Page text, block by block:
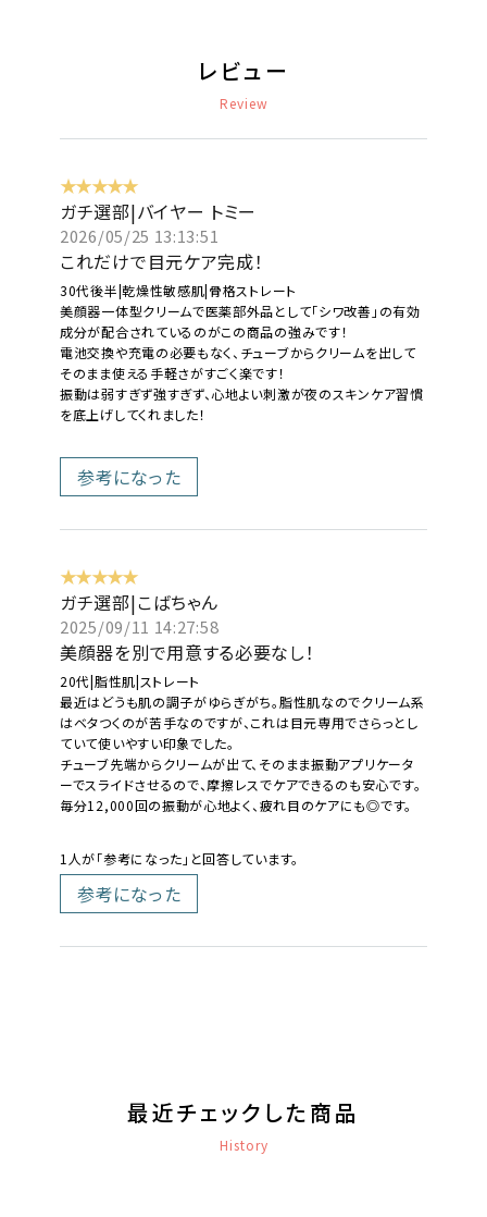
レビュー
Review
★★★★★
ガチ選部|バイヤー トミー
2026/05/25 13:13:51
これだけで目元ケア完成！
30代後半|乾燥性敏感肌|骨格ストレート
美顔器一体型クリームで医薬部外品として「シワ改善」の有効
成分が配合されているのがこの商品の強みです！
電池交換や充電の必要もなく、チューブからクリームを出して
そのまま使える手軽さがすごく楽です！
振動は弱すぎず強すぎず、心地よい刺激が夜のスキンケア習慣
を底上げしてくれました！
参考になった
★★★★★
ガチ選部|こばちゃん
2025/09/11 14:27:58
美顔器を別で用意する必要なし！
20代|脂性肌|ストレート
最近はどうも肌の調子がゆらぎがち。脂性肌なのでクリーム系
はベタつくのが苦手なのですが、これは目元専用でさらっとし
ていて使いやすい印象でした。
チューブ先端からクリームが出て、そのまま振動アプリケータ
ーでスライドさせるので、摩擦レスでケアできるのも安心です。
毎分12,000回の振動が心地よく、疲れ目のケアにも◎です。
1人が「参考になった」と回答しています。
参考になった
最近チェックした商品
History